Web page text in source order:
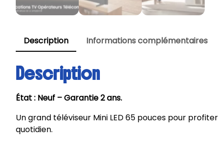
Description Informations complémentaires
Description
État : Neuf – Garantie 2 ans.
Un grand téléviseur Mini LED 65 pouces pour
quotidien.